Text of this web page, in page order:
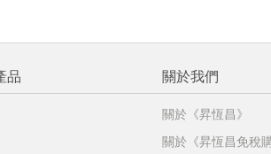
品 關於我們
關於《昇恆昌》
關於《昇恆昌免稅